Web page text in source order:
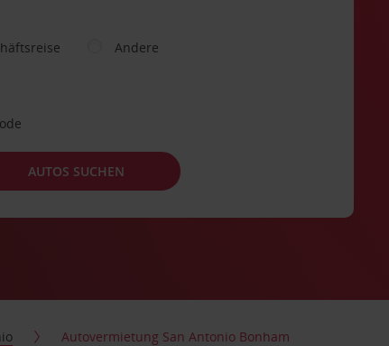
Andere
AUTOS SUCHEN
Autovermietung San Antonio Bonham